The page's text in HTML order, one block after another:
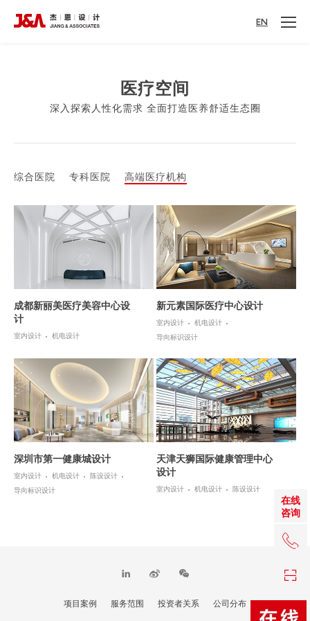
EN
在线
咨询
+86
TOP
医疗空间
深入探索人性化需求 全面打造医养舒适生态圈
综合医院 专科医院 高端医疗机构
成都新丽美医疗美容中心设
计
室内设计 机电设计
新元素国际医疗中心设计
室内设计
机电设计
导向标识设计
深圳市第一健康城设计
室内设计 机电设计
陈设设计
导向标识设计
天津天狮国际健康管理中心
设计
室内设计 机电设计 陈设设计
项目案例 服务范围 投资者关系 公司分布